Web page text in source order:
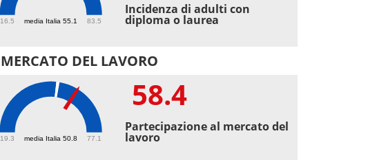
media Italia 55.1
16.5 83.5
Incidenza di adulti con
diploma o laurea
DEL LAVORO
media Italia 50.8
19.3 77.1
58.4
Partecipazione al mercato del
lavoro